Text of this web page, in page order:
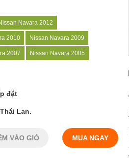
Navara 2012
2010 Nissan Navara 2009
2007 Nissan Navara 2005
đặt
Lan.
VÀO GIỎ MUA NGAY